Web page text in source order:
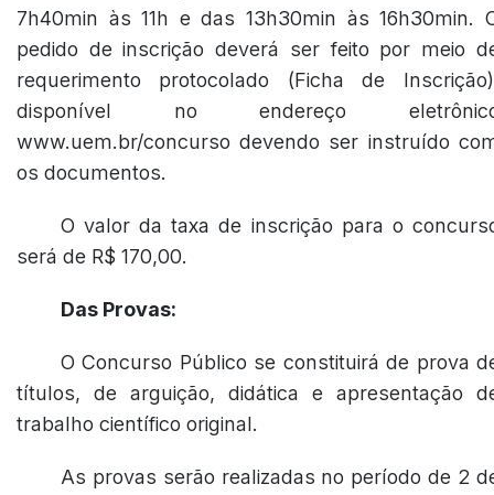
7h40min às 11h e das 13h30min às 16h30min.
pedido de inscrição deverá ser feito por meio
requerimento protocolado (Ficha de
disponível no endereço
www.uem.br/concurso devendo ser instruído
os documentos.
O valor da taxa de inscrição para o
será de R$ 170,00.
Das Provas:
O Concurso Público se constituirá de prova
títulos, de arguição, didática e apresentação
trabalho científico original.
As provas serão realizadas no período de 2